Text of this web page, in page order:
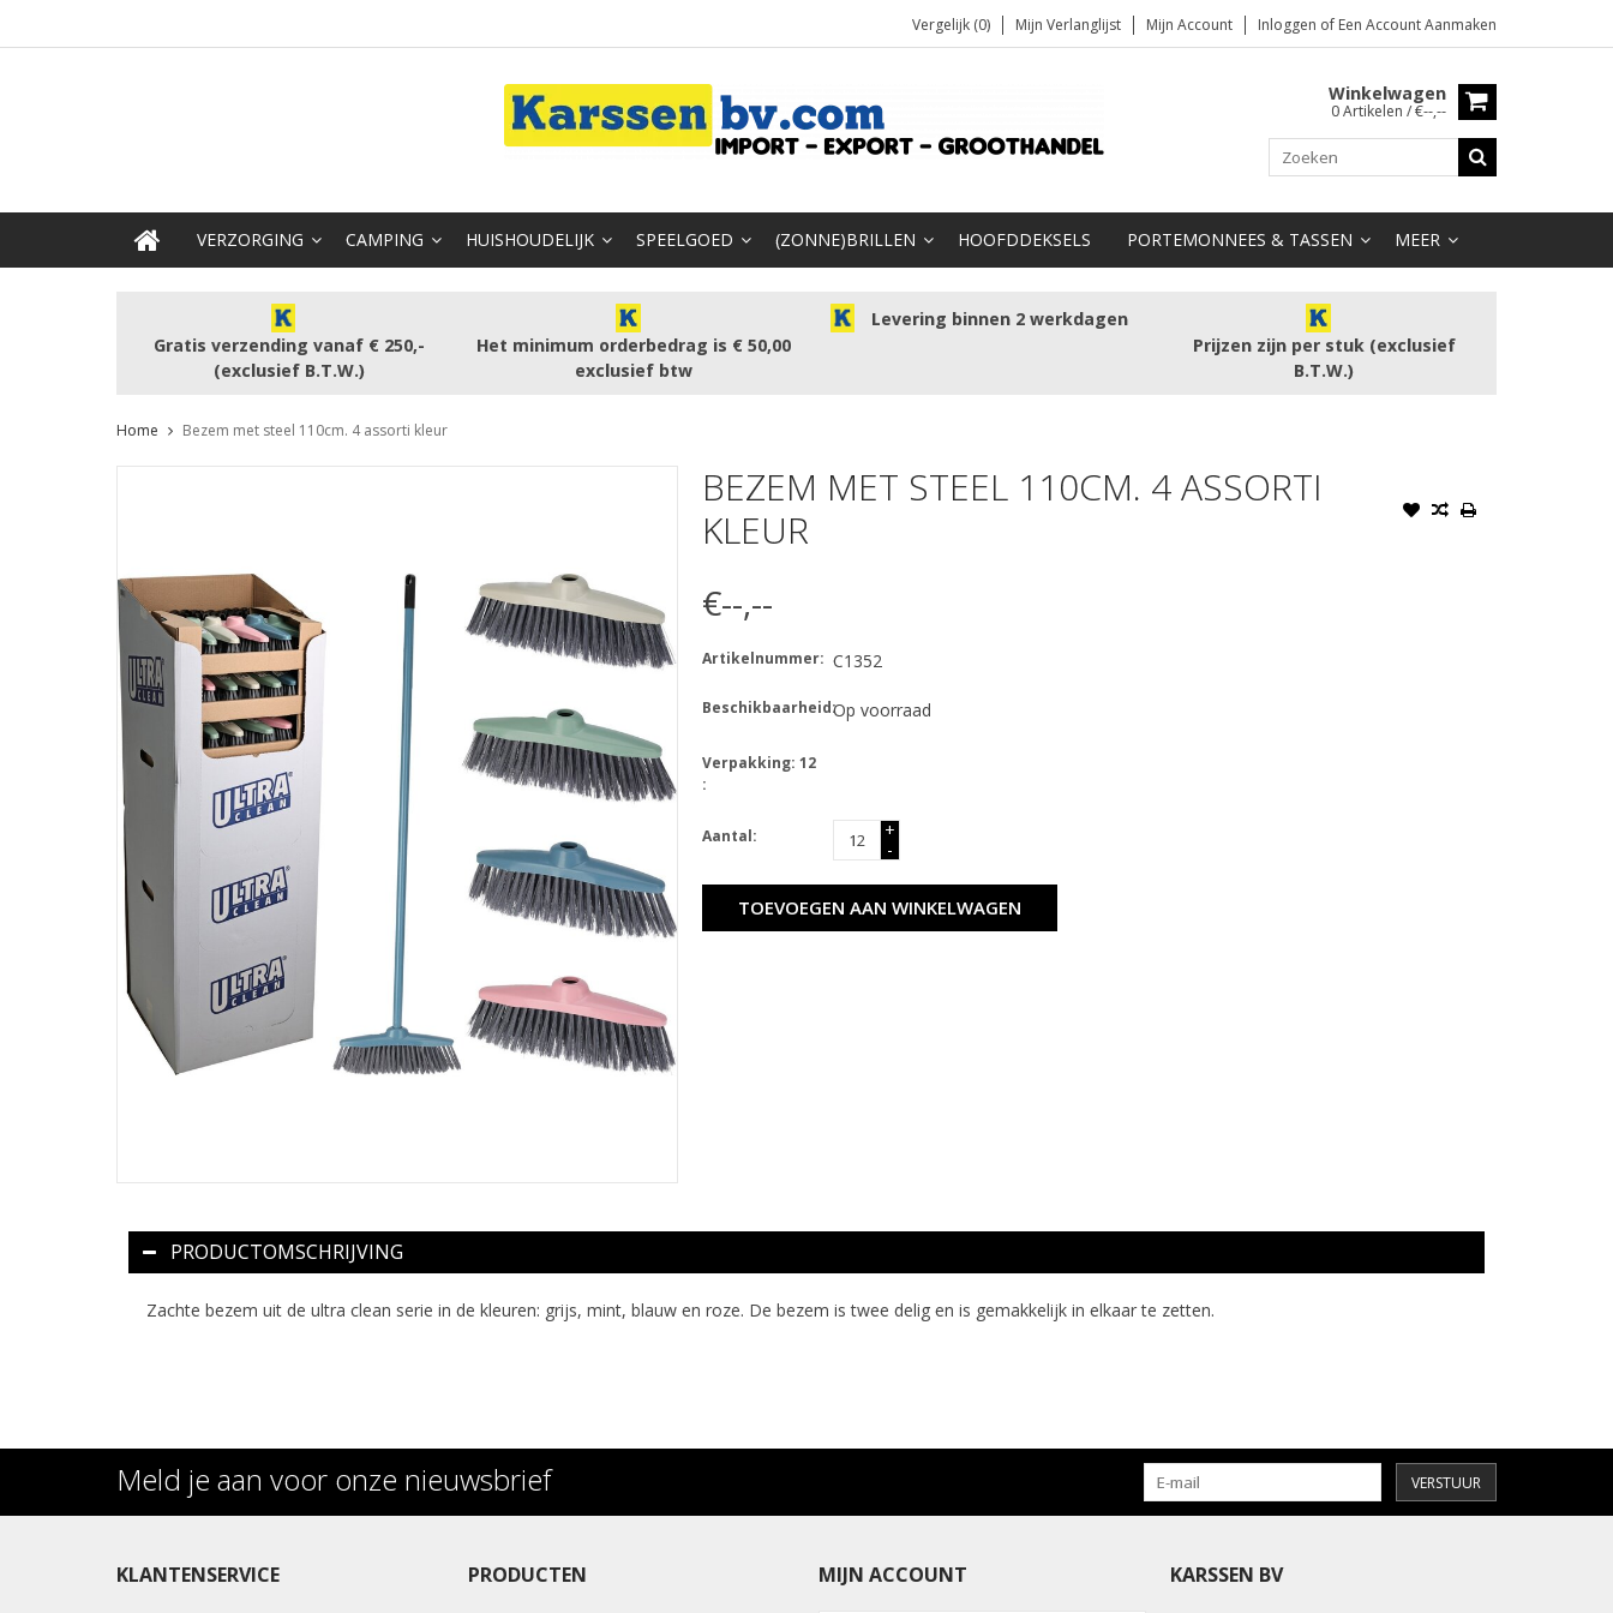
Vergelijk (0) Mijn Verlanglijst Mijn Account Inloggen of Een Account Aanmaken
Winkelwagen
0 Artikelen / €--,--
VERZORGING CAMPING HUISHOUDELIJK SPEELGOED (ZONNE)BRILLEN HOOFDDEKSELS PORTEMONNEES & TASSEN MEER
Gratis verzending vanaf € 250,-
(exclusief B.T.W.)
Het minimum orderbedrag is € 50,00
exclusief btw
Levering binnen 2 werkdagen
Prijzen zijn per stuk (exclusief
B.T.W.)
Home Bezem met steel 110cm. 4 assorti kleur
BEZEM MET STEEL 110CM. 4 ASSORTI
KLEUR
€--,--
Artikelnummer: C1352
Beschikbaarheid:Op voorraad
Verpakking: 12
:
Aantal:
+
-
TOEVOEGEN AAN WINKELWAGEN
PRODUCTOMSCHRIJVING
Zachte bezem uit de ultra clean serie in de kleuren: grijs, mint, blauw en roze. De bezem is twee delig en is gemakkelijk in elkaar te zetten.
Meld je aan voor onze nieuwsbrief VERSTUUR
KLANTENSERVICE PRODUCTEN MIJN ACCOUNT KARSSEN BV